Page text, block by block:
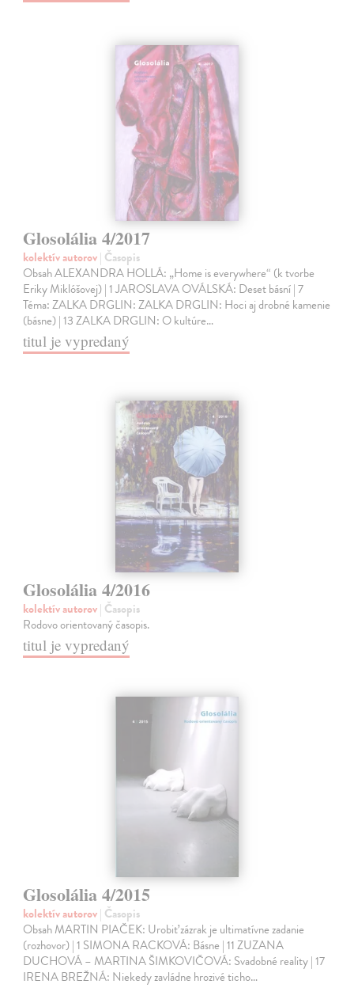
Glosolália 4/2017
kolektív autorov| Časopis
Obsah ALEXANDRA HOLLÁ: „Home is everywhere“ (k tvorbe
Eriky Miklóšovej) | 1 JAROSLAVA OVÁLSKÁ: Deset básní | 7
Téma: ZALKA DRGLIN: ZALKA DRGLIN: Hoci aj drobné kamenie
(básne) | 13 ZALKA DRGLIN: O kultúre…
titul je vypredaný
Glosolália 4/2016
kolektív autorov| Časopis
Rodovo orientovaný časopis.
titul je vypredaný
Glosolália 4/2015
kolektív autorov| Časopis
Obsah MARTIN PIAČEK: Urobiť zázrak je ultimatívne zadanie
(rozhovor) | 1 SIMONA RACKOVÁ: Básne | 11 ZUZANA
DUCHOVÁ – MARTINA ŠIMKOVIČOVÁ: Svadobné reality | 17
IRENA BREŽNÁ: Niekedy zavládne hrozivé ticho…